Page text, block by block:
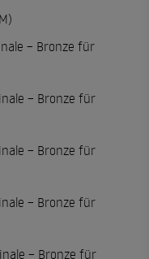
– Bronze für
– Bronze für
– Bronze für
– Bronze für
– Bronze für